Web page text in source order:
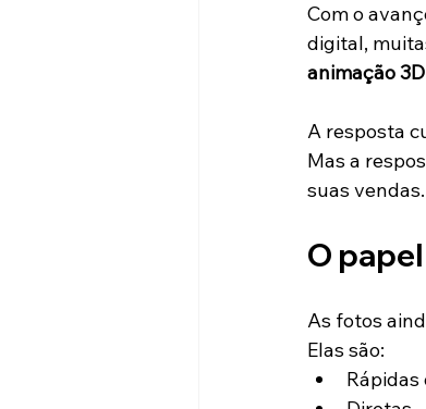
Com o
digital,
animação
A resposta
Mas a
suas vendas.
O
As fotos
Elas são: